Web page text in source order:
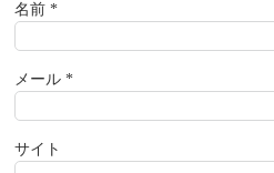
名前*
メール*
サイト